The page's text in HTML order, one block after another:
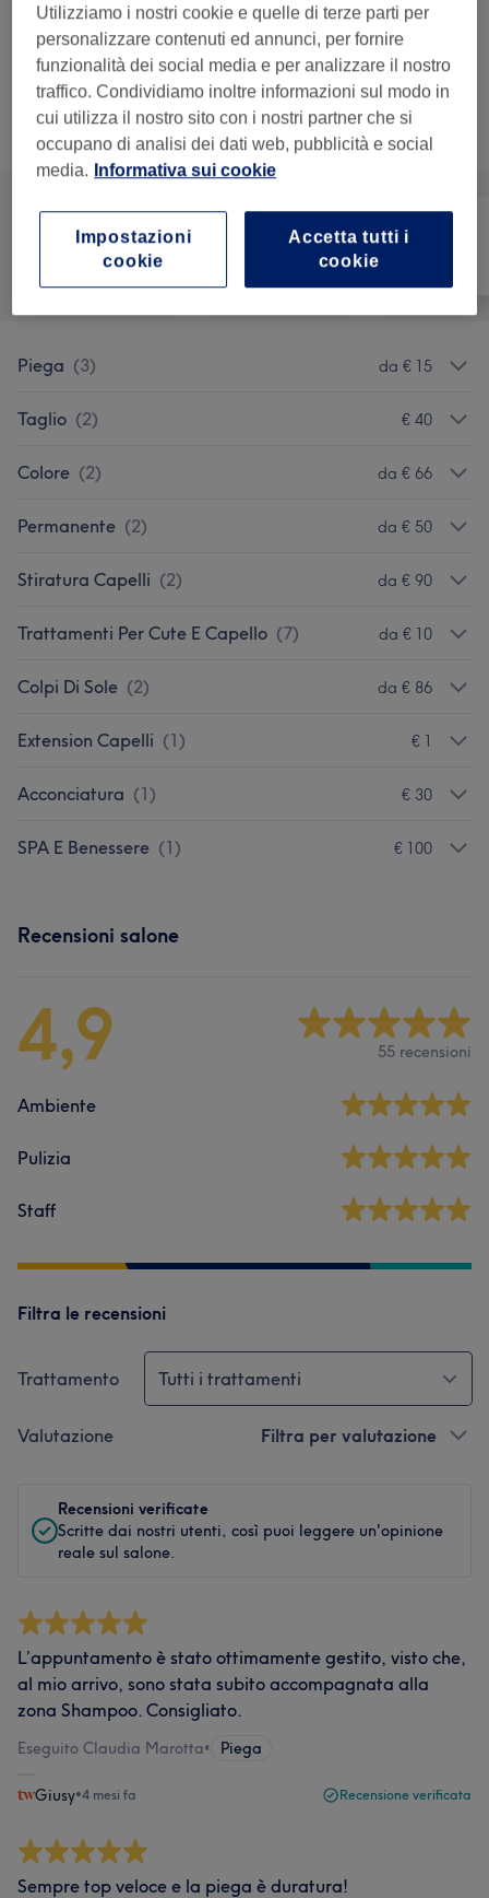
Decolorazione + Tonalizzante
2 ore 45 min
Dettagli importanti del trattamento
€ 150 Seleziona
Sfoglia la lista dei servizi
Tutti
Piega (3) da € 15
Taglio (2) € 40
Colore (2) da € 66
Permanente (2) da € 50
Stiratura Capelli (2) da € 90
Trattamenti Per Cute E Capello (7) da € 10
Colpi Di Sole (2) da € 86
Extension Capelli (1) € 1
Acconciatura (1) € 30
SPA E Benessere (1) € 100
Recensioni salone
4,9 55 recensioni
Ambiente
Pulizia
Staff
Filtra le recensioni
Trattamento Tutti i trattamenti
Valutazione Filtra per valutazione
Recensioni verificate
Scritte dai nostri utenti, così puoi leggere un'opinione
reale sul salone.
L’appuntamento è stato ottimamente gestito, visto che,
al mio arrivo, sono stata subito accompagnata alla
zona Shampoo. Consigliato.
Eseguito Claudia Marotta• Piega
Giusy•4 mesi fa Recensione verificata
Sempre top veloce e la piega è duratura!
Utilizziamo i nostri cookie e quelle di terze parti per
personalizzare contenuti ed annunci, per fornire
funzionalità dei social media e per analizzare il nostro
traffico. Condividiamo inoltre informazioni sul modo in
cui utilizza il nostro sito con i nostri partner che si
occupano di analisi dei dati web, pubblicità e social
media. Informativa sui cookie
Accetta tutti i
cookie
Impostazioni
cookie